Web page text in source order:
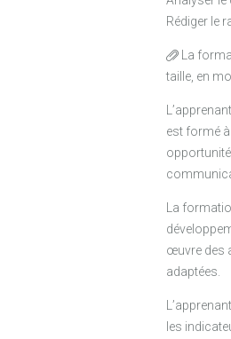
Rédiger le
La
taille, en
est formé
La
œuvre des
adaptées.
les